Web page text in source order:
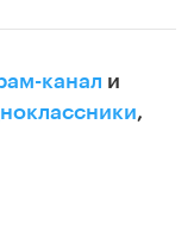
канал и
,